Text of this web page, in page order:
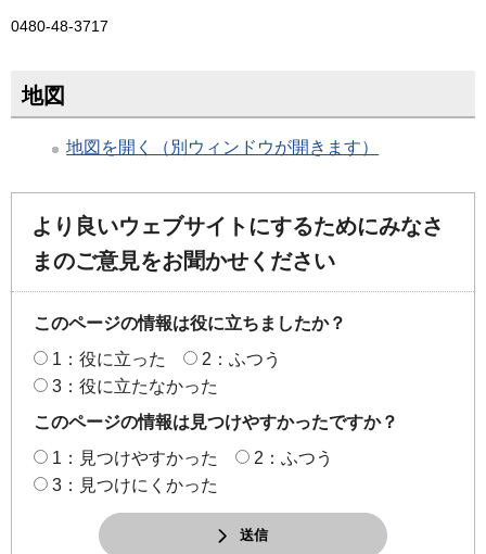
0480-48-3717
地図
地図を開く（別ウィンドウが開きます）
より良いウェブサイトにするためにみなさ
まのご意見をお聞かせください
このページの情報は役に立ちましたか？
1：役に立った
2：ふつう
3：役に立たなかった
このページの情報は見つけやすかったですか？
1：見つけやすかった
2：ふつう
3：見つけにくかった
送信